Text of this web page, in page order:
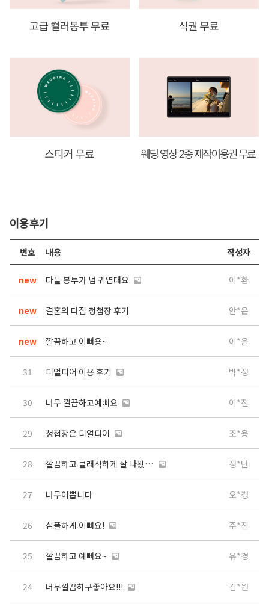
이용후기
번호 내용 작성자
new 다들 봉투가 넘 귀엽대요 이*환
new 결혼의 다짐 청첩장 후기 안*은
new 깔끔하고 이뻐용~ 이*윤
31 디얼디어 이용 후기 박*정
30 너무 깔끔하고예뻐요 이*진
29 청첩장은 디얼디어 조*용
28 깔끔하고 클래식하게 잘 나왔습니다. 정*단
27 너무이쁩니다 오*경
26 심플하게 이뻐요! 주*진
25 깔끔하고 예뻐요~ 유*경
24 너무깔끔하구좋아요!!! 김*원